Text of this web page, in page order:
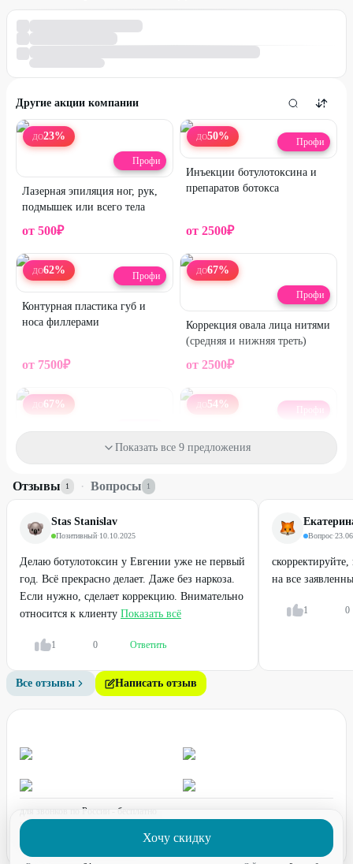
Хочу скидку
Другие акции компании
ДО23%
Профи
Лазерная эпиляция ног, рук,
подмышек или всего тела
от 500₽
ДО50% Профи
Инъекции ботулотоксина и
препаратов ботокса
от 2500₽
ДО62% Профи
Контурная пластика губ и
носа филлерами
от 7500₽
ДО67%
Профи
Коррекция овала лица нитями
(средняя и нижняя треть)
от 2500₽
ДО67 %
Профи
от1500₽
ДО54% Профи
или тела
от2500₽
74%
Микроигольчатый RF-
лифтинг лица или тела
от
Липоредукция лица или тела
одной зоны
30000
Показать все 9 предложения
Отзывы 1 · Вопросы 1
Stas Stanislav
Позитивный·10.10.2025
Делаю ботулотоксин у Евгении уже не первый
год. Всё прекрасно делает. Даже без наркоза.
Если нужно, сделает коррекцию. Внимательно
относится к клиенту Показать всё
1 0 Ответить
Вопрос·
на все
1 0
Все отзывы Написать отзыв
для звонков по России - бесплатно
график работы:
ПН-ПТ с 08:00 до 17:00 (по МСК)